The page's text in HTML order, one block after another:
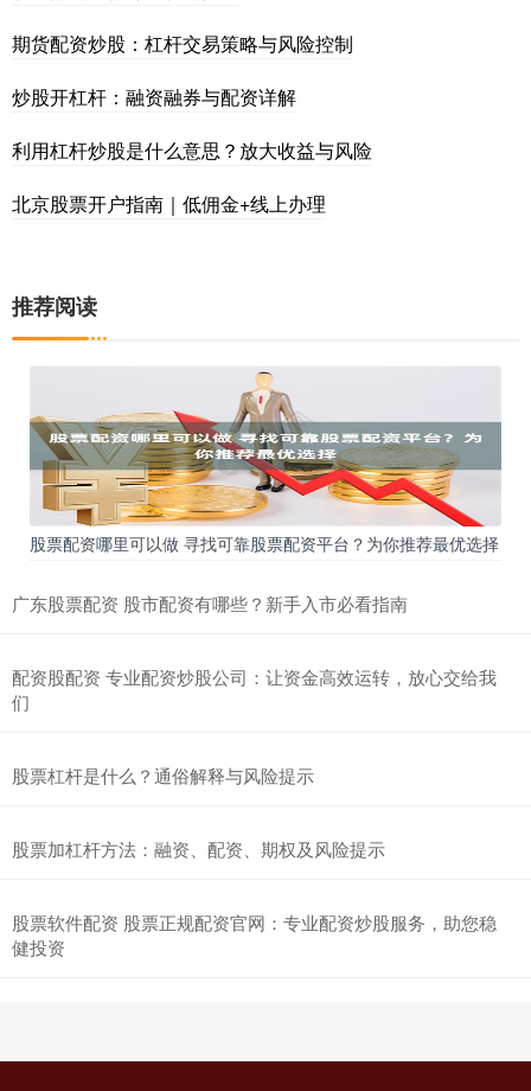
期货配资炒股：杠杆交易策略与风险控制
炒股开杠杆：融资融券与配资详解
利用杠杆炒股是什么意思？放大收益与风险
北京股票开户指南｜低佣金+线上办理
推荐阅读
股票配资哪里可以做 寻找可靠股票配资平台？为你推荐最优选择
广东股票配资 股市配资有哪些？新手入市必看指南
配资股配资 专业配资炒股公司：让资金高效运转，放心交给我
们
股票杠杆是什么？通俗解释与风险提示
股票加杠杆方法：融资、配资、期权及风险提示
股票软件配资 股票正规配资官网：专业配资炒股服务，助您稳
健投资